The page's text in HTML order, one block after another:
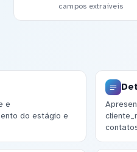
campos extraíveis
e
do estágio e